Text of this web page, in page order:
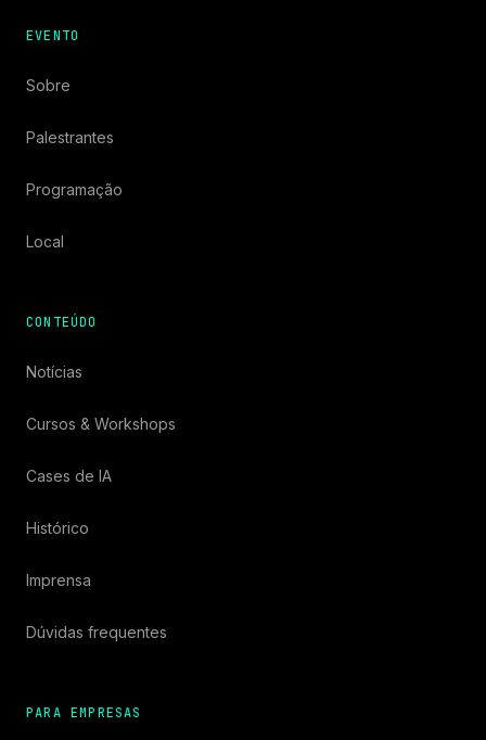
EVENTO
Sobre
Palestrantes
Programação
Local
CONTEÚDO
Notícias
Cursos & Workshops
Cases de IA
Histórico
Imprensa
Dúvidas frequentes
PARA EMPRESAS